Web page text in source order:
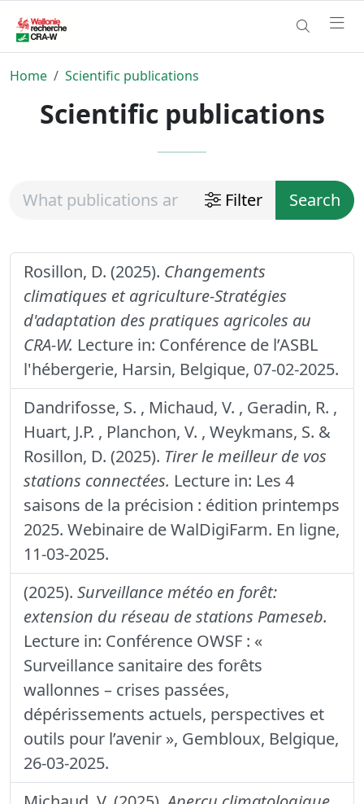
Home Scientific publications
Scientific publications
Filter Search
Rosillon, D. (2025). Changements
climatiques et agriculture-Stratégies
d'adaptation des pratiques agricoles au
CRA-W. Lecture in: Conférence de l’ASBL
l'hébergerie, Harsin, Belgique, 07-02-2025.
Dandrifosse, S. , Michaud, V. , Geradin, R. ,
Huart, J.P. , Planchon, V. , Weykmans, S. &
Rosillon, D. (2025). Tirer le meilleur de vos
stations connectées. Lecture in: Les 4
saisons de la précision : édition printemps
2025. Webinaire de WalDigiFarm. En ligne,
11-03-2025.
(2025). Surveillance météo en forêt:
extension du réseau de stations Pameseb.
Lecture in: Conférence OWSF : «
Surveillance sanitaire des forêts
wallonnes – crises passées,
dépérissements actuels, perspectives et
outils pour l’avenir », Gembloux, Belgique,
26-03-2025.